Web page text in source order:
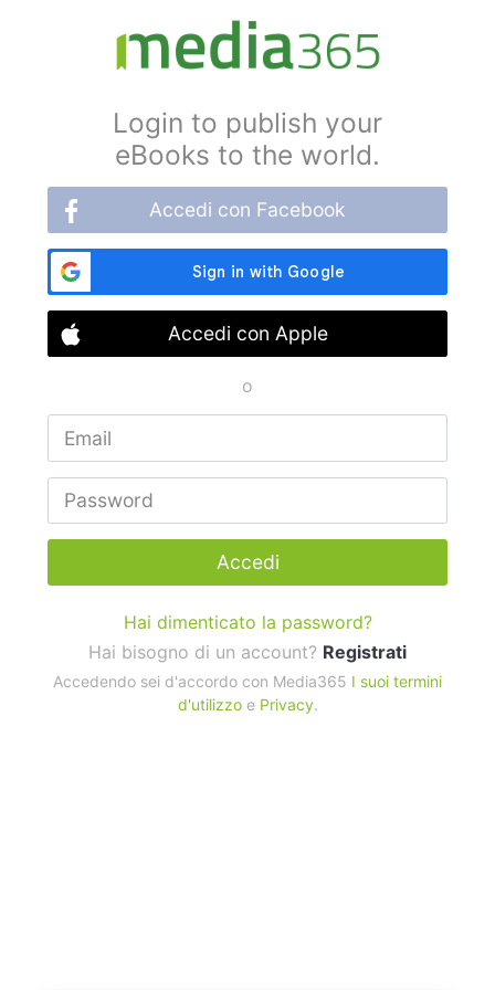
Login to publish your
eBooks to the world.
Accedi con Facebook
Accedi con Apple
o
Accedi
Hai dimenticato la password?
Hai bisogno di un account? Registrati
Accedendo sei d'accordo con Media365 I suoi termini
d'utilizzoe Privacy.